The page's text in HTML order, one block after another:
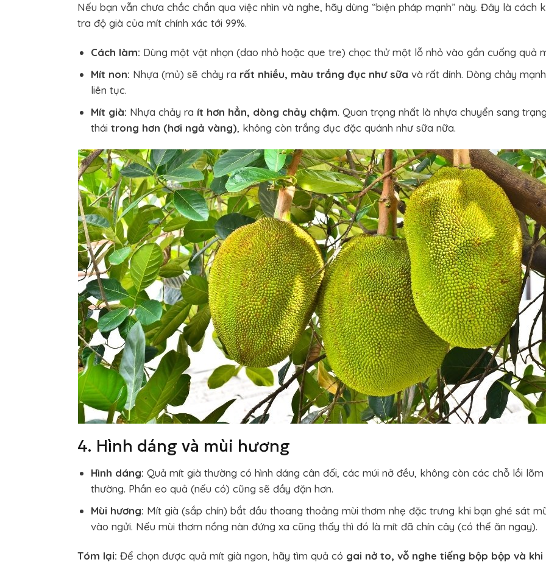
Nếu bạn vẫn chưa chắc chắn qua việc nhìn và nghe, hãy dùng “biện pháp mạnh” này. Đây là cách
tra độ già của mít chính xác tới 99%.
Cách làm: Dùng một vật nhọn (dao nhỏ hoặc que tre) chọc thử một lỗ nhỏ vào gần cuống quả
Mít non: Nhựa (mủ) sẽ chảy ra rất nhiều, màu trắng đục như sữa và rất dính. Dòng chảy
liên tục.
Mít già: Nhựa chảy ra ít hơn hẳn, dòng chảy chậm. Quan trọng nhất là nhựa chuyển sang trạng
thái trong hơn (hơi ngả vàng), không còn trắng đục đặc quánh như sữa nữa.
4. Hình dáng và mùi hương
Hình dáng: Quả mít già thường có hình dáng cân đối, các múi nở đều, không còn các chỗ lồi
thường. Phần eo quả (nếu có) cũng sẽ đầy đặn hơn.
Mùi hương: Mít già (sắp chín) bắt đầu thoang thoảng mùi thơm nhẹ đặc trưng khi bạn ghé sát
vào ngửi. Nếu mùi thơm nồng nàn đứng xa cũng thấy thì đó là mít đã chín cây (có thể ăn ngay).
Tóm lại: Để chọn được quả mít già ngon, hãy tìm quả có gai nở to, vỗ nghe tiếng bộp bộp và khi